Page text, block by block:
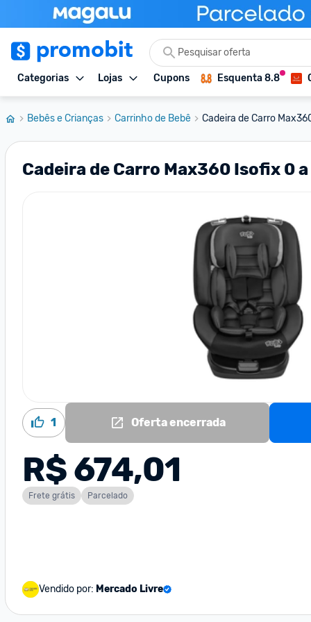
Categorias Lojas Cupons Esquenta 8.8
Bebês e Crianças Carrinho de Bebê Cadeira de Carro
Cadeira de Carro Max360 Isofix 0
1 Oferta encerrada
R$ 674,01
Frete grátis Parcelado
Vendido por: Mercado Livre